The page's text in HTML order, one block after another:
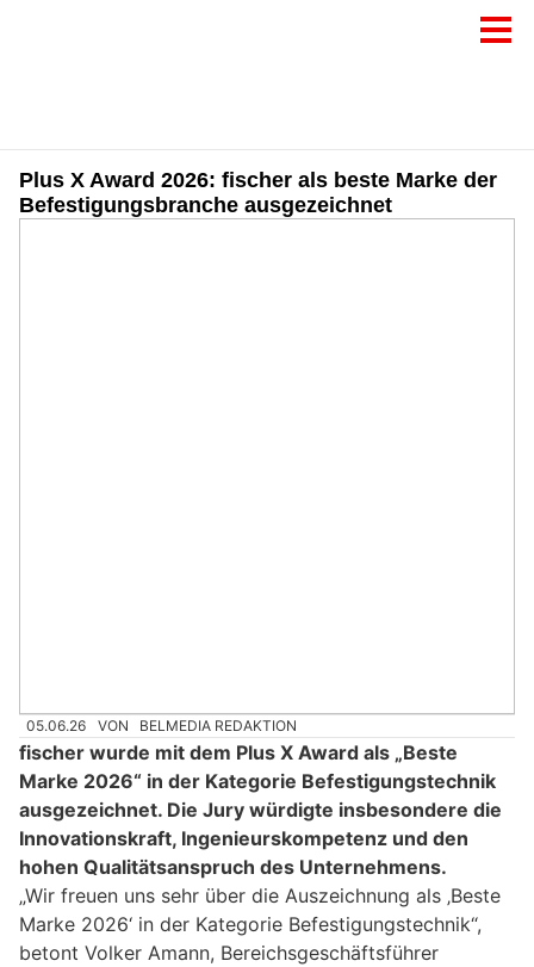
Plus X Award 2026: fischer als beste Marke der
Befestigungsbranche ausgezeichnet
05.06.26 VON BELMEDIA REDAKTION
fischer wurde mit dem Plus X Award als „Beste
Marke 2026“ in der Kategorie Befestigungstechnik
ausgezeichnet. Die Jury würdigte insbesondere die
Innovationskraft, Ingenieurskompetenz und den
hohen Qualitätsanspruch des Unternehmens.
„Wir freuen uns sehr über die Auszeichnung als ‚Beste
Marke 2026‘ in der Kategorie Befestigungstechnik“,
betont Volker Amann, Bereichsgeschäftsführer